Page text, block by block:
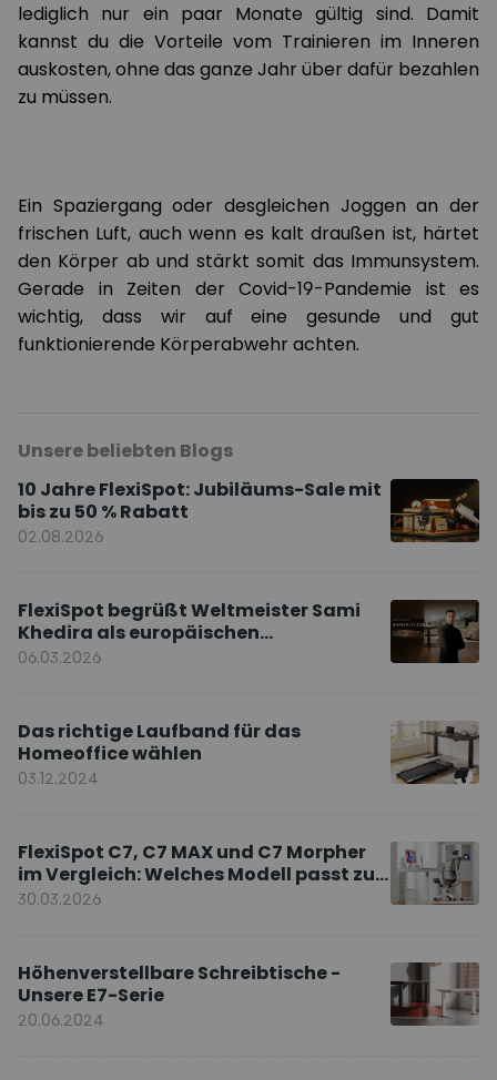
lediglich nur ein paar Monate gültig sind. Damit
kannst du die Vorteile vom Trainieren im Inneren
auskosten, ohne das ganze Jahr über dafür bezahlen
zu müssen.
Ein Spaziergang oder desgleichen Joggen an der
frischen Luft, auch wenn es kalt draußen ist, härtet
den Körper ab und stärkt somit das Immunsystem.
Gerade in Zeiten der Covid-19-Pandemie ist es
wichtig, dass wir auf eine gesunde und gut
funktionierende Körperabwehr achten.
Unsere beliebten Blogs
10 Jahre FlexiSpot: Jubiläums-Sale mit
bis zu 50 % Rabatt
02.08.2026
FlexiSpot begrüßt Weltmeister Sami
Khedira als europäischen
Markenbotschafter
06.03.2026
Das richtige Laufband für das
Homeoffice wählen
03.12.2024
FlexiSpot C7, C7 MAX und C7 Morpher
im Vergleich: Welches Modell passt zu
Ihnen?
30.03.2026
Höhenverstellbare Schreibtische -
Unsere E7-Serie
20.06.2024